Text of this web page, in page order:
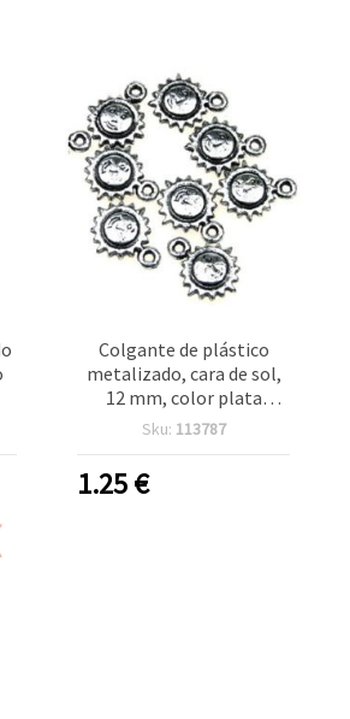
Colgante de plástico
metalizado, cara de sol,
12 mm, color plata
antigua - 50 g
Sku: 113787
1.25€